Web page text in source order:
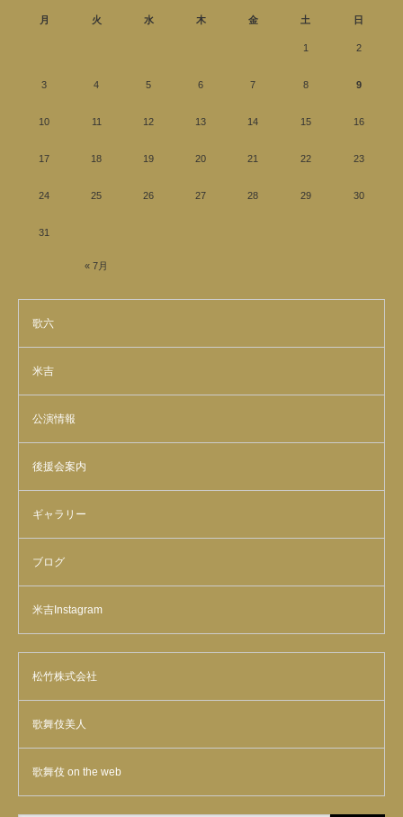
月 火 水 木 金 土 日
« 7月
1 2
3 4 5 6 7 8 9
10 11 12 13 14 15 16
17 18 19 20 21 22 23
24 25 26 27 28 29 30
31
歌六
米吉
公演情報
後援会案内
ギャラリー
ブログ
米吉Instagram
松竹株式会社
歌舞伎美人
歌舞伎 on the web